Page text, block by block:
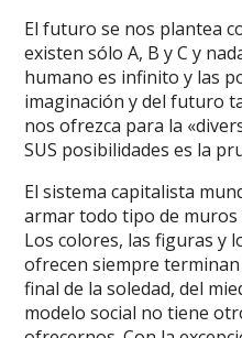
El futuro se nos plantea
existen sólo A, B y C y
humano es infinito y las
imaginación y del futuro
nos ofrezca para la
SUS posibilidades es la
El sistema capitalista
armar todo tipo de
Los colores, las figuras y
ofrecen siempre
final de la soledad, del
modelo social no tiene